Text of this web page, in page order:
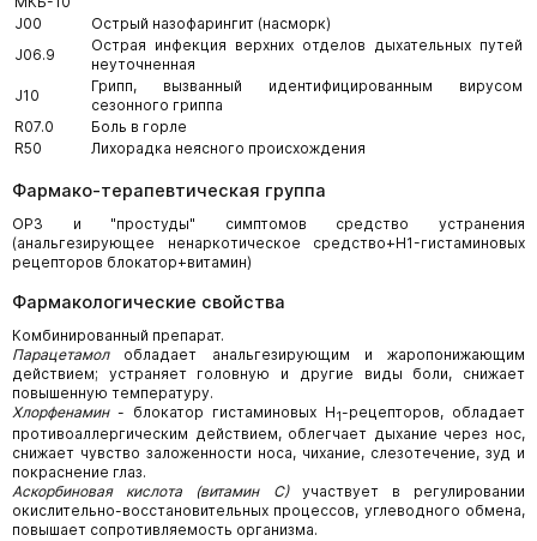
J00
Острый назофарингит (насморк)
J06.9
Острая инфекция верхних отделов дыхательных путей
неуточненная
J10
Грипп, вызванный идентифицированным вирусом
сезонного гриппа
R07.0
Боль в горле
R50
Лихорадка неясного происхождения
Фармако-терапевтическая группа
ОРЗ и "простуды" симптомов средство устранения
(анальгезирующее ненаркотическое средство+H1-гистаминовых
рецепторов блокатор+витамин)
Фармакологические свойства
Комбинированный препарат.
Парацетамолобладает анальгезирующим и жаропонижающим
действием; устраняет головную и другие виды боли, снижает
повышенную температуру.
Хлорфенамин - блокатор гистаминовых H1-рецепторов, обладает
противоаллергическим действием, облегчает дыхание через нос,
снижает чувство заложенности носа, чихание, слезотечение, зуд и
покраснение глаз.
Аскорбиновая кислота (витамин С)участвует в регулировании
окислительно-восстановительных процессов, углеводного обмена,
повышает сопротивляемость организма.